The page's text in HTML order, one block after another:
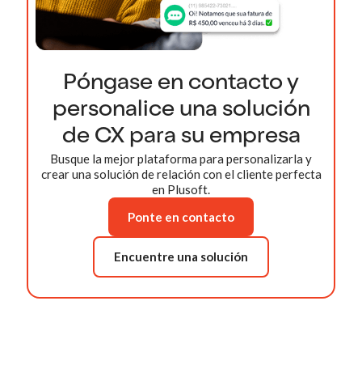
Póngase en contacto y
personalice una solución
de CX para su empresa
Busque la mejor plataforma para personalizarla y
crear una solución de relación con el cliente perfecta
en Plusoft.
Ponte en contacto
Encuentre una solución